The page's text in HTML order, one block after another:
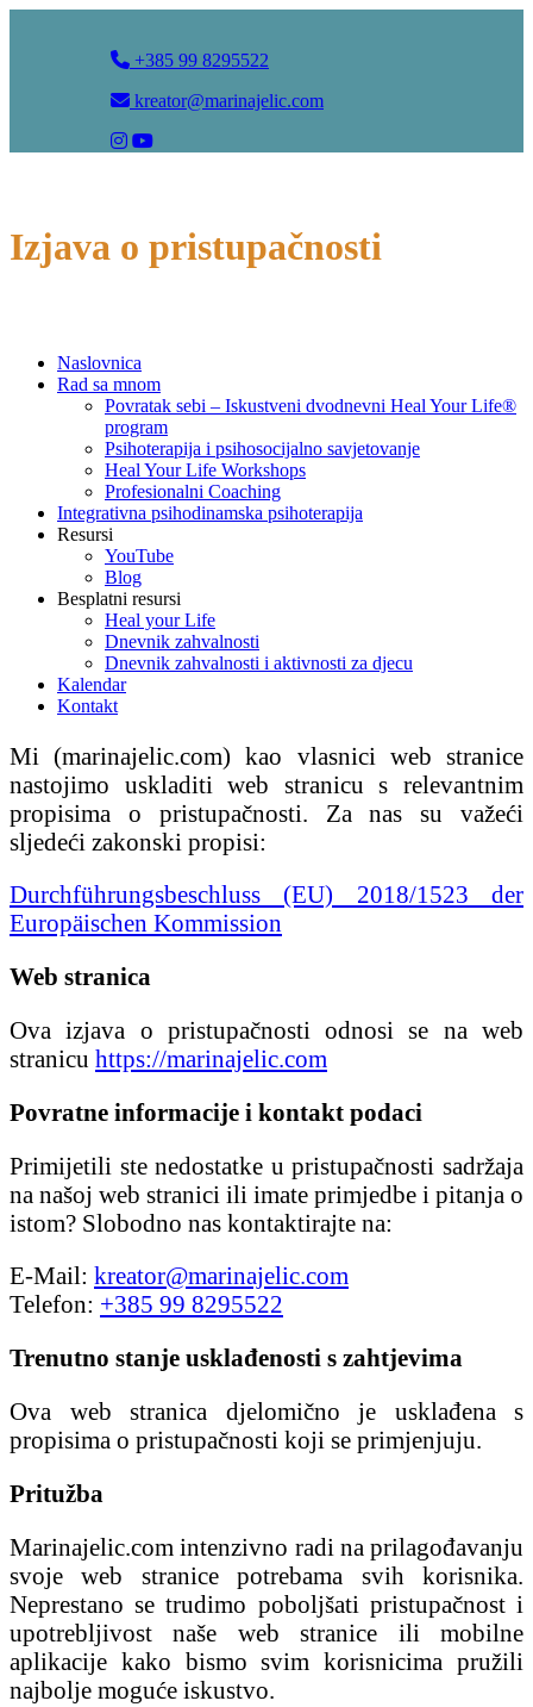
+385 99 8295522
kreator@marinajelic.com
Izjava o pristupačnosti
Naslovnica
Rad sa mnom
Povratak sebi – Iskustveni dvodnevni Heal Your Life®
program
Psihoterapija i psihosocijalno savjetovanje
Heal Your Life Workshops
Profesionalni Coaching
Integrativna psihodinamska psihoterapija
Resursi
YouTube
Blog
Besplatni resursi
Heal your Life
Dnevnik zahvalnosti
Dnevnik zahvalnosti i aktivnosti za djecu
Kalendar
Kontakt
Mi (marinajelic.com) kao vlasnici web stranice
nastojimo uskladiti web stranicu s relevantnim
propisima o pristupačnosti. Za nas su važeći
sljedeći zakonski propisi:
Durchführungsbeschluss (EU) 2018/1523 der
Europäischen Kommission
Web stranica
Ova izjava o pristupačnosti odnosi se na web
stranicu https://marinajelic.com
Povratne informacije i kontakt podaci
Primijetili ste nedostatke u pristupačnosti sadržaja
na našoj web stranici ili imate primjedbe i pitanja o
istom? Slobodno nas kontaktirajte na:
E-Mail: kreator@marinajelic.com
Telefon: +385 99 8295522
Trenutno stanje usklađenosti s zahtjevima
Ova web stranica djelomično je usklađena s
propisima o pristupačnosti koji se primjenjuju.
Pritužba
Marinajelic.com intenzivno radi na prilagođavanju
svoje web stranice potrebama svih korisnika.
Neprestano se trudimo poboljšati pristupačnost i
upotrebljivost naše web stranice ili mobilne
aplikacije kako bismo svim korisnicima pružili
najbolje moguće iskustvo.